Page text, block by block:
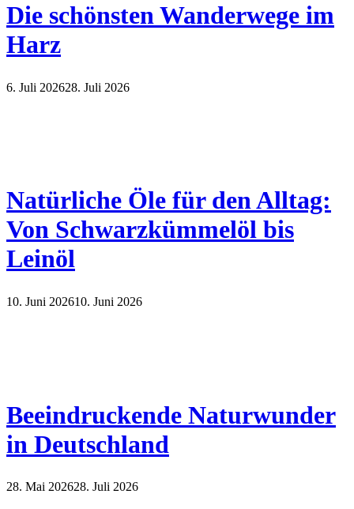
Die schönsten Wanderwege im
Harz
6. Juli 202628. Juli 2026
Natürliche Öle für den Alltag:
Von Schwarzkümmelöl bis
Leinöl
10. Juni 202610. Juni 2026
Beeindruckende Naturwunder
in Deutschland
28. Mai 202628. Juli 2026